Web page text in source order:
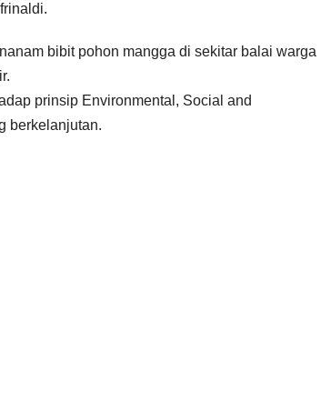
bibit pohon mangga di sekitar balai warga
prinsip Environmental, Social and
berkelanjutan.